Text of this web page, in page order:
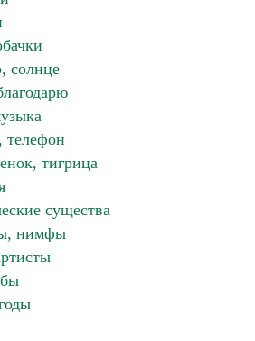
солнце
телефон
тигрица
существа
нимфы